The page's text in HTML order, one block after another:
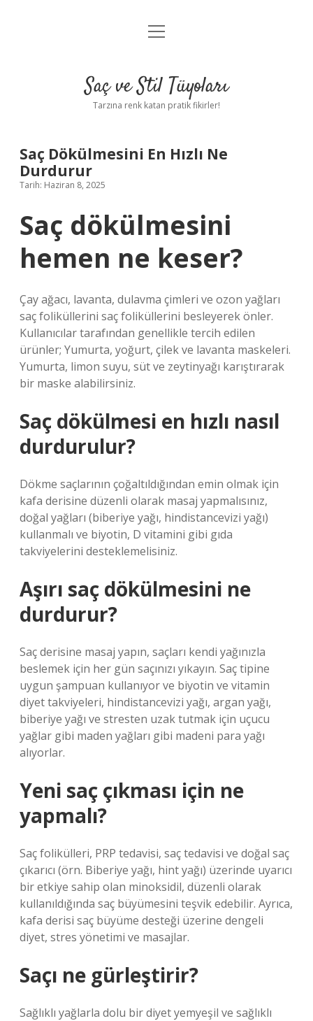
Anasayfa
Yasal Uyarı
menüyü
Saç ve Stil Tüyoları
Tarzına renk katan pratik fikirler!
Saç Dökülmesini En Hızlı Ne
Durdurur
Tarih: Haziran 8, 2025
Saç dökülmesini
hemen ne keser?
Çay ağacı, lavanta, dulavma çimleri ve ozon yağları
saç foliküllerini saç foliküllerini besleyerek önler.
Kullanıcılar tarafından genellikle tercih edilen
ürünler; Yumurta, yoğurt, çilek ve lavanta maskeleri.
Yumurta, limon suyu, süt ve zeytinyağı karıştırarak
bir maske alabilirsiniz.
Saç dökülmesi en hızlı nasıl
durdurulur?
Dökme saçlarının çoğaltıldığından emin olmak için
kafa derisine düzenli olarak masaj yapmalısınız,
doğal yağları (biberiye yağı, hindistancevizi yağı)
kullanmalı ve biyotin, D vitamini gibi gıda
takviyelerini desteklemelisiniz.
Aşırı saç dökülmesini ne
durdurur?
Saç derisine masaj yapın, saçları kendi yağınızla
beslemek için her gün saçınızı yıkayın. Saç tipine
uygun şampuan kullanıyor ve biyotin ve vitamin
diyet takviyeleri, hindistancevizi yağı, argan yağı,
biberiye yağı ve stresten uzak tutmak için uçucu
yağlar gibi maden yağları gibi madeni para yağı
alıyorlar.
Yeni saç çıkması için ne
yapmalı?
Saç folikülleri, PRP tedavisi, saç tedavisi ve doğal saç
çıkarıcı (örn. Biberiye yağı, hint yağı) üzerinde uyarıcı
bir etkiye sahip olan minoksidil, düzenli olarak
kullanıldığında saç büyümesini teşvik edebilir. Ayrıca,
kafa derisi saç büyüme desteği üzerine dengeli
diyet, stres yönetimi ve masajlar.
Saçı ne gürleştirir?
Sağlıklı yağlarla dolu bir diyet yemyeşil ve sağlıklı